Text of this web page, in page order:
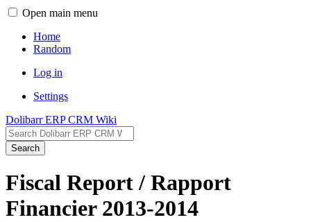
Open main menu
Home
Random
Log in
Settings
Dolibarr ERP CRM Wiki
Search
Fiscal Report / Rapport
Financier 2013-2014